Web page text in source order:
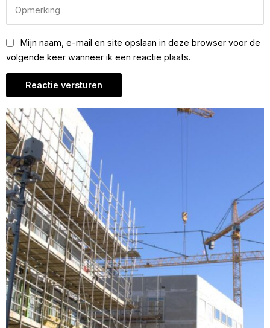
Mijn naam, e-mail en site opslaan in deze browser voor de
volgende keer wanneer ik een reactie plaats.